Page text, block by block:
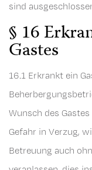
sind
§ 16
Gastes
16.1 Erkrankt ein
Wunsch des
Gefahr in Verzug,
Betreuung auch